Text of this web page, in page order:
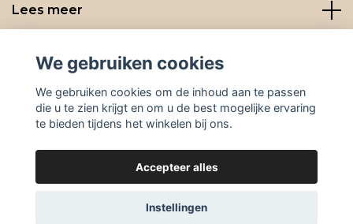
Lees meer
Social media
© 2026 BeanBuddies
We gebruiken cookies
We gebruiken cookies om de inhoud aan te passen
die u te zien krijgt en om u de best mogelijke ervaring
te bieden tijdens het winkelen bij ons.
Accepteer alles
Instellingen